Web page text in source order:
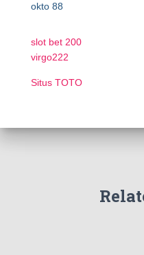
okto 88
slot bet 200
virgo222
Situs TOTO